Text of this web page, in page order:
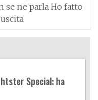
se ne parla Ho fatto
Special: ha